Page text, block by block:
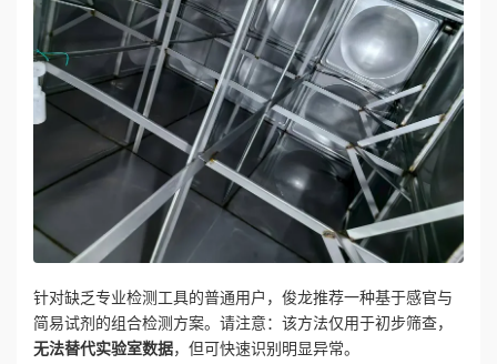
针对缺乏专业检测工具的普通用户，俊龙推荐一种基于感官与
简易试剂的组合检测方案。请注意：该方法仅用于初步筛查，
无法替代实验室数据，但可快速识别明显异常。